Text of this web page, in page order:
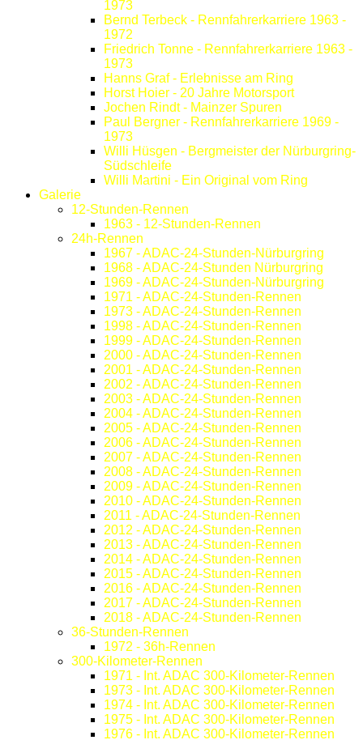
1973
Bernd Terbeck - Rennfahrerkarriere 1963 -
1972
Friedrich Tonne - Rennfahrerkarriere 1963 -
1973
Hanns Graf - Erlebnisse am Ring
Horst Hoier - 20 Jahre Motorsport
Jochen Rindt - Mainzer Spuren
Paul Bergner - Rennfahrerkarriere 1969 -
1973
Willi Hüsgen - Bergmeister der Nürburgring-
Südschleife
Willi Martini - Ein Original vom Ring
Galerie
12-Stunden-Rennen
1963 - 12-Stunden-Rennen
24h-Rennen
1967 - ADAC-24-Stunden-Nürburgring
1968 - ADAC-24-Stunden Nürburgring
1969 - ADAC-24-Stunden-Nürburgring
1971 - ADAC-24-Stunden-Rennen
1973 - ADAC-24-Stunden-Rennen
1998 - ADAC-24-Stunden-Rennen
1999 - ADAC-24-Stunden-Rennen
2000 - ADAC-24-Stunden-Rennen
2001 - ADAC-24-Stunden-Rennen
2002 - ADAC-24-Stunden-Rennen
2003 - ADAC-24-Stunden-Rennen
2004 - ADAC-24-Stunden-Rennen
2005 - ADAC-24-Stunden-Rennen
2006 - ADAC-24-Stunden-Rennen
2007 - ADAC-24-Stunden-Rennen
2008 - ADAC-24-Stunden-Rennen
2009 - ADAC-24-Stunden-Rennen
2010 - ADAC-24-Stunden-Rennen
2011 - ADAC-24-Stunden-Rennen
2012 - ADAC-24-Stunden-Rennen
2013 - ADAC-24-Stunden-Rennen
2014 - ADAC-24-Stunden-Rennen
2015 - ADAC-24-Stunden-Rennen
2016 - ADAC-24-Stunden-Rennen
2017 - ADAC-24-Stunden-Rennen
2018 - ADAC-24-Stunden-Rennen
36-Stunden-Rennen
1972 - 36h-Rennen
300-Kilometer-Rennen
1971 - Int. ADAC 300-Kilometer-Rennen
1973 - Int. ADAC 300-Kilometer-Rennen
1974 - Int. ADAC 300-Kilometer-Rennen
1975 - Int. ADAC 300-Kilometer-Rennen
1976 - Int. ADAC 300-Kilometer-Rennen